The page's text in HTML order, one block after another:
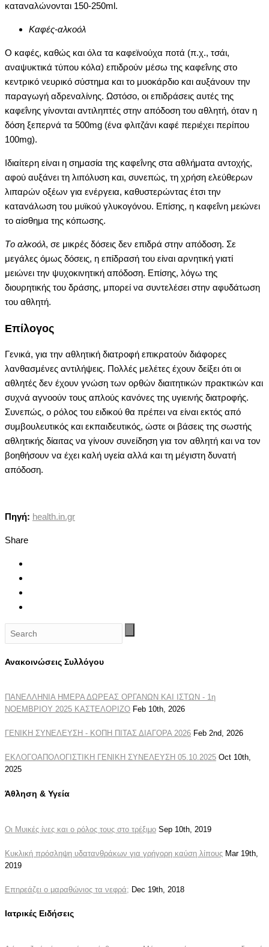
καταναλώνονται 150-250ml.
Kαφές-αλκοόλ
O καφές, καθώς και όλα τα καφεϊνούχα ποτά (π.χ., τσάι,
αναψυκτικά τύπου κόλα) επιδρούν μέσω της καφεΐνης στο
κεντρικό νευρικό σύστημα και το μυοκάρδιο και αυξάνουν την
παραγωγή αδρεναλίνης. Ωστόσο, οι επιδράσεις αυτές της
καφεΐνης γίνονται αντιληπτές στην απόδοση του αθλητή, όταν η
δόση ξεπερνά τα 500mg (ένα φλιτζάνι καφέ περιέχει περίπου
100mg).
Iδιαίτερη είναι η σημασία της καφεΐνης στα αθλήματα αντοχής,
αφού αυξάνει τη λιπόλυση και, συνεπώς, τη χρήση ελεύθερων
λιπαρών οξέων για ενέργεια, καθυστερώντας έτσι την
κατανάλωση του μυϊκού γλυκογόνου. Eπίσης, η καφεΐνη μειώνει
το αίσθημα της κόπωσης.
Tο αλκοόλ, σε μικρές δόσεις δεν επιδρά στην απόδοση. Σε
μεγάλες όμως δόσεις, η επίδρασή του είναι αρνητική γιατί
μειώνει την ψυχοκινητική απόδοση. Eπίσης, λόγω της
διουρητικής του δράσης, μπορεί να συντελέσει στην αφυδάτωση
του αθλητή.
Eπίλογος
Γενικά, για την αθλητική διατροφή επικρατούν διάφορες
λανθασμένες αντιλήψεις. Πολλές μελέτες έχουν δείξει ότι οι
αθλητές δεν έχουν γνώση των ορθών διαιτητικών πρακτικών και
συχνά αγνοούν τους απλούς κανόνες της υγιεινής διατροφής.
Συνεπώς, ο ρόλος του ειδικού θα πρέπει να είναι εκτός από
συμβουλευτικός και εκπαιδευτικός, ώστε οι βάσεις της σωστής
αθλητικής δίαιτας να γίνουν συνείδηση για τον αθλητή και να τον
βοηθήσουν να έχει καλή υγεία αλλά και τη μέγιστη δυνατή
απόδοση.
Πηγή: health.in.gr
Share
Ανακοινώσεις Συλλόγου
ΠΑΝΕΛΛΗΝΙΑ ΗΜΕΡΑ ΔΩΡΕΑΣ ΟΡΓΑΝΩΝ ΚΑΙ ΙΣΤΩΝ - 1η
ΝΟΕΜΒΡΙΟΥ 2025 ΚΑΣΤΕΛΟΡΙΖΟ Feb 10th, 2026
ΓΕΝΙΚΗ ΣΥΝΕΛΕΥΣΗ - ΚΟΠΗ ΠΙΤΑΣ ΔΙΑΓΟΡΑ 2026 Feb 2nd, 2026
ΕΚΛΟΓΟΑΠΟΛΟΓΙΣΤΙΚΗ ΓΕΝΙΚΗ ΣΥΝΕΛΕΥΣΗ 05.10.2025 Oct 10th,
2025
Άθληση & Υγεία
Οι Μυικές ίνες και ο ρόλος τους στο τρέξιμο Sep 10th, 2019
Κυκλική πρόσληψη υδατανθράκων για γρήγορη καύση λίπους Mar 19th,
2019
Επηρεάζει ο μαραθώνιος τα νεφρά; Dec 19th, 2018
Ιατρικές Ειδήσεις